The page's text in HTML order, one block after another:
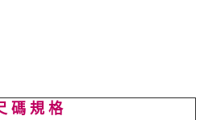
碼 規 格